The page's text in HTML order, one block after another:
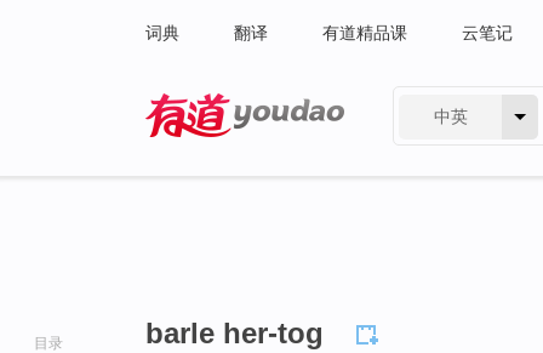
词典 翻译 有道精品课 云笔记
中英
目录 barle her-tog